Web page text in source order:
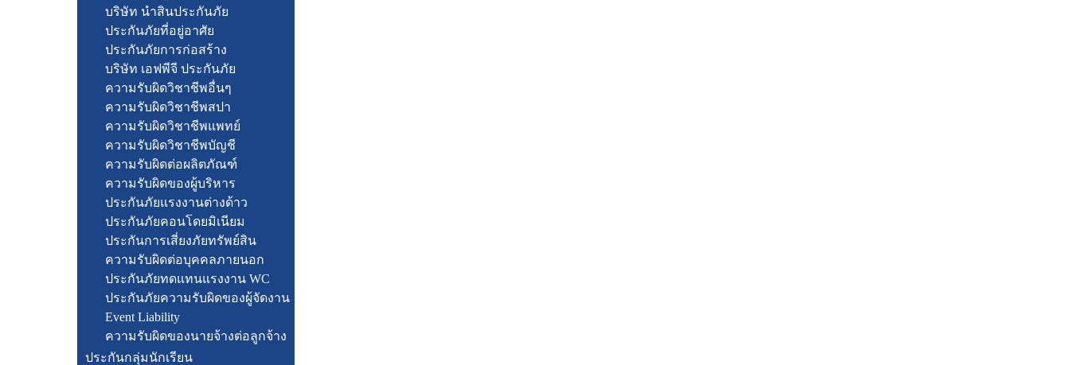
บริษัท นำสินประกันภัย
ประกันภัยที่อยู่อาศัย
ประกันภัยการก่อสร้าง
บริษัท เอฟพีจี ประกันภัย
ความรับผิดวิชาชีพอื่นๆ
ความรับผิดวิชาชีพสปา
ความรับผิดวิชาชีพแพทย์
ความรับผิดวิชาชีพบัญชี
ความรับผิดต่อผลิตภัณฑ์
ความรับผิดของผู้บริหาร
ประกันภัยแรงงานต่างด้าว
ประกันภัยคอนโดยมิเนียม
ประกันการเสี่ยงภัยทรัพย์สิน
ความรับผิดต่อบุคคลภายนอก
ประกันภัยทดแทนแรงงาน WC
ประกันภัยความรับผิดของผู้จัดงาน
Event Liability
ความรับผิดของนายจ้างต่อลูกจ้าง
ประกันกลุ่มนักเรียน